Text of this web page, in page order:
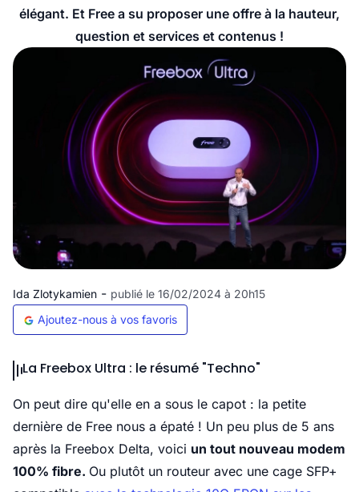
élégant. Et Free a su proposer une offre à la hauteur,
question et services et contenus !
Ida Zlotykamien - publié le 16/02/2024 à 20h15
Ajoutez-nous à vos favoris
La Freebox Ultra : le résumé "Techno"
On peut dire qu'elle en a sous le capot : la petite
dernière de Free nous a épaté ! Un peu plus de 5 ans
après la Freebox Delta, voici un tout nouveau modem
100% fibre. Ou plutôt un routeur avec une cage SFP+